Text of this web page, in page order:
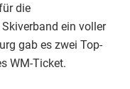
die
ein voller
gab es zwei Top-
WM-Ticket.